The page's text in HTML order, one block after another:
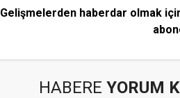
Gelişmelerden haberdar olmak
HABERE YORUM